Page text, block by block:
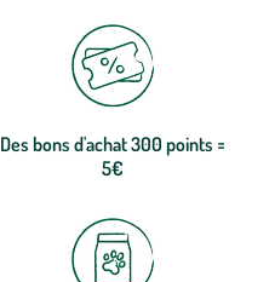
Des bons d'achat 300 points =
5€